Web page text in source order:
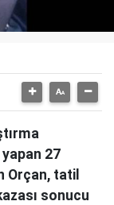
27
Orçan, tatil
sonucu